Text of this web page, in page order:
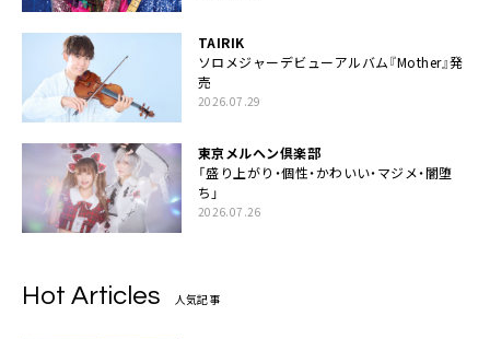
TAIRIK
ソロメジャーデビューアルバム『Mother』発
売
2026.07.29
東京メルヘン倶楽部
「盛り上がり・個性・かわいい・マジメ・闇堕
ち」
2026.07.26
Hot Articles 人気記事